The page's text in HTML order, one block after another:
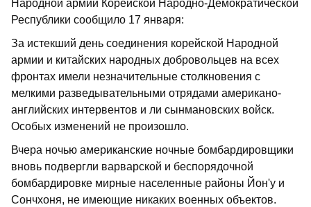
Народной армии Корейской Народно-Демократической
Республики сообщило 17 января:
За истекший день соединения корейской Народной
армии и китайских народных добровольцев на всех
фронтах имели незначительные столкновения с
мелкими разведывательными отрядами американо-
английских интервентов и ли сынмановских войск.
Особых изменений не произошло.
Вчера ночью американские ночные бомбардировщики
вновь подвергли варварской и беспорядочной
бомбардировке мирные населенные районы Йон'у и
Сончхоня, не имеющие никаких военных объектов.